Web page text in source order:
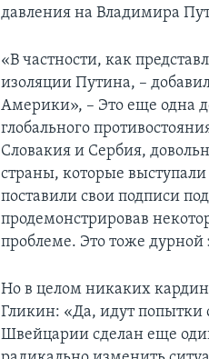
давления на Владимира
«В частности, как
изоляции Путина, –
Америки», – Это еще одна
глобального
Словакия и Сербия,
страны, которые
поставили свои подписи
продемонстрировав
проблеме. Это тоже дурной
Но в целом никаких
Гликин: «Да, идут попытки
Швейцарии сделан еще